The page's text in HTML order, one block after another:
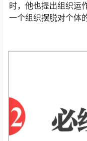
时，他也提出组织运
一个组织摆脱对个体